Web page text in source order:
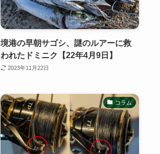
境港の早朝サゴシ、謎のルアーに救
われたドミニク【22年4月9日】
2023年11月22日
コラム